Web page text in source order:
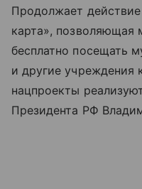
Продолжает
карта», позволяющая
бесплатно посещать
и другие учреждения
нацпроекты
Президента РФ